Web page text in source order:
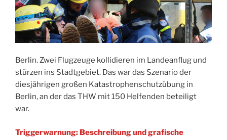
Berlin. Zwei Flugzeuge kollidieren im Landeanflug und
stürzen ins Stadtgebiet. Das war das Szenario der
diesjährigen großen Katastrophenschutzübung in
Berlin, an der das THW mit 150 Helfenden beteiligt
war.
Triggerwarnung: Beschreibung und grafische